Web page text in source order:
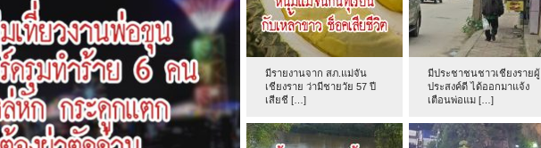
มีรายงานจาก สภ.แม่จัน
เชียงราย ว่ามีชายวัย 57 ปี
เสียชี […]
มีประชาชนชาวเชียงรายผู้
ประสงค์ดี ได้ออกมาแจ้ง
เตือนพ่อแม […]